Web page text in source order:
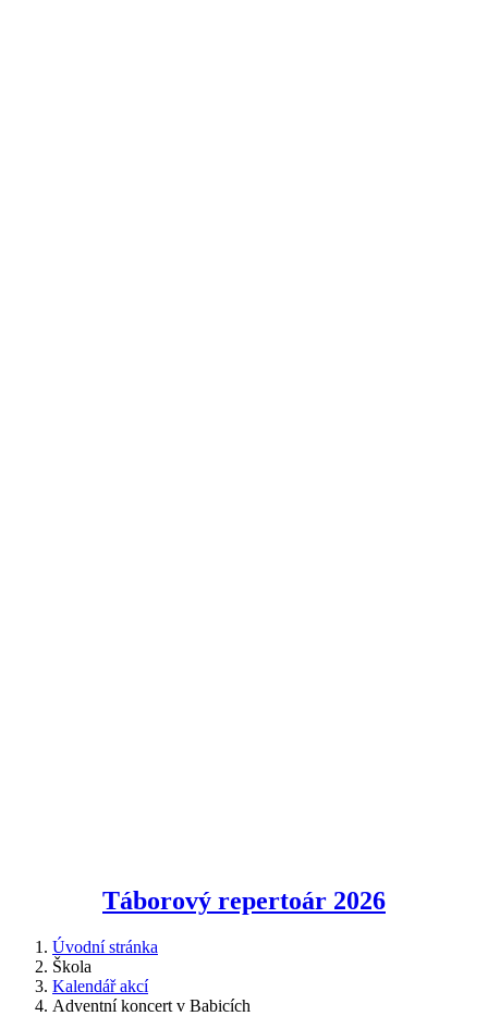
Táborový repertoár 2026
Úvodní stránka
Škola
Kalendář akcí
Adventní koncert v Babicích